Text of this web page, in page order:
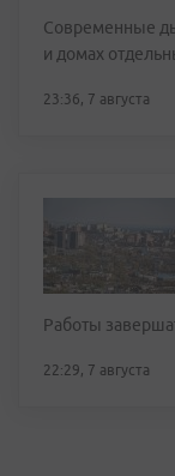
Современные
и домах
23:36, 7 августа
Работы
22:29, 7 августа